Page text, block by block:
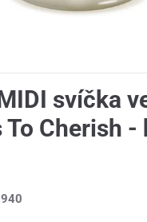
svíčka
Cherish -